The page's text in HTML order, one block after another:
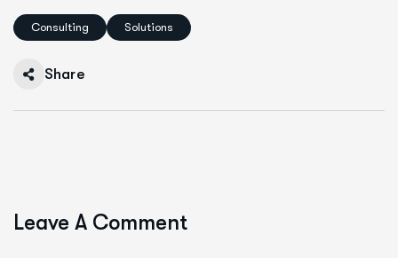
Consulting Solutions
Share
Leave A Comment